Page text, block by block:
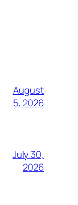
August
5, 2026
July 30,
2026